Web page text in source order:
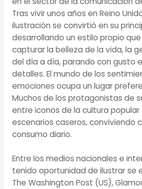
Tras vivir unos años en Reino
ilustración se convirtió en su
desarrollando un estilo propio
capturar la belleza de la vida, la
del día a día, parando con gusto
detalles. El mundo de los
emociones ocupa un lugar
Muchos de los protagonistas de
entre iconos de la cultura
escenarios caseros, conviviendo
consumo diario.
Entre los medios nacionales e
tenido oportunidad de ilustrar se
The Washington Post (US),